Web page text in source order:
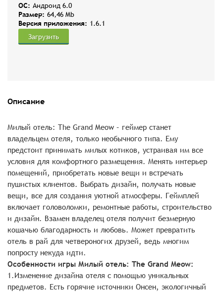
OC: Андроид 6.0
Размер: 64,46 Mb
Версия приложения: 1.6.1
Загрузить
Описание
Милый отель: The Grand Meow – геймер станет
владельцем отеля, только необычного типа. Ему
предстоит принимать милых котиков, устраивая им все
условия для комфортного размещения. Менять интерьер
помещений, приобретать новые вещи и встречать
пушистых клиентов. Выбрать дизайн, получать новые
вещи, все для создания уютной атмосферы. Геймплей
включает головоломки, ремонтные работы, строительство
и дизайн. Взамен владелец отеля получит безмерную
кошачью благодарность и любовь. Может превратить
отель в рай для четвероногих друзей, ведь многим
попросту некуда идти.
Особенности игры Милый отель: The Grand Meow:
1.Изменение дизайна отеля с помощью уникальных
предметов. Есть горячие источники Онсен, экологичный